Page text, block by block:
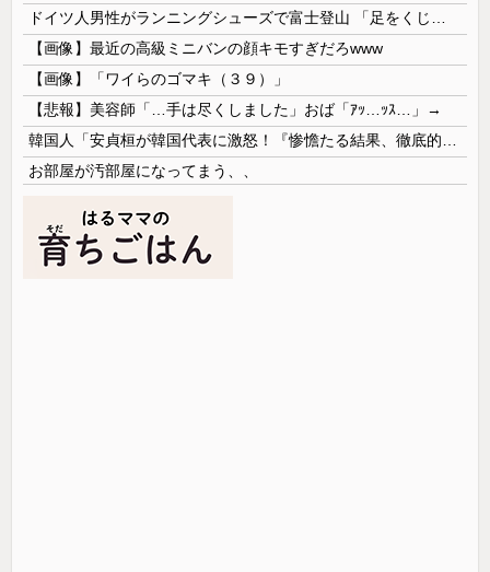
【画像】最近の高級ミニバンの顔キモすぎだろwww
【画像】「ワイらのゴマキ（３９）」
【悲報】美容師「…手は尽くしました」おば「ｱｯ…ｯｽ…」→
お部屋が汚部屋になってまう、、